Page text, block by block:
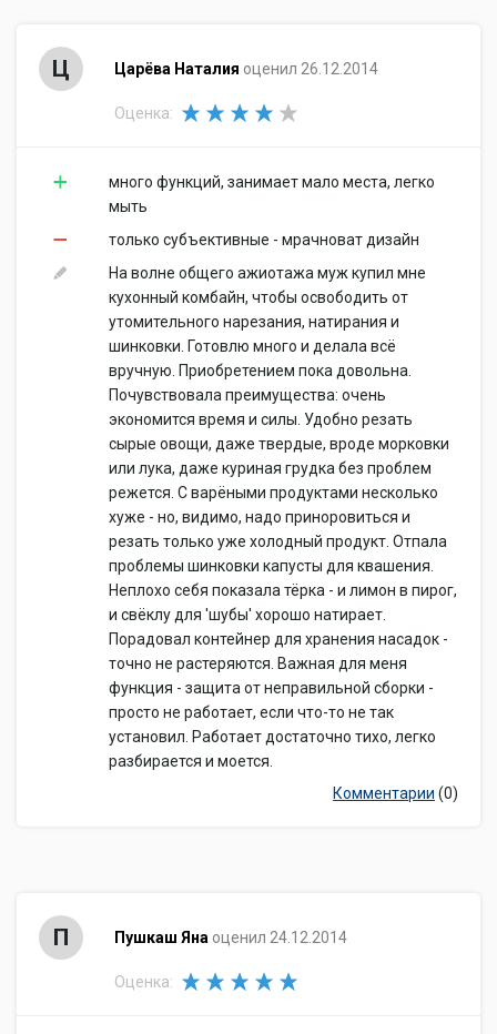
Ц Царёва Наталия оценил 26.12.2014
Оценка:
много функций, занимает мало места, легко
мыть
только субъективные - мрачноват дизайн
На волне общего ажиотажа муж купил мне
кухонный комбайн, чтобы освободить от
утомительного нарезания, натирания и
шинковки. Готовлю много и делала всё
вручную. Приобретением пока довольна.
Почувствовала преимущества: очень
экономится время и силы. Удобно резать
сырые овощи, даже твердые, вроде морковки
или лука, даже куриная грудка без проблем
режется. С варёными продуктами несколько
хуже - но, видимо, надо приноровиться и
резать только уже холодный продукт. Отпала
проблемы шинковки капусты для квашения.
Неплохо себя показала тёрка - и лимон в пирог,
и свёклу для 'шубы' хорошо натирает.
Порадовал контейнер для хранения насадок -
точно не растеряются. Важная для меня
функция - защита от неправильной сборки -
просто не работает, если что-то не так
установил. Работает достаточно тихо, легко
разбирается и моется.
Комментарии (0)
П Пушкаш Яна оценил 24.12.2014
Оценка: